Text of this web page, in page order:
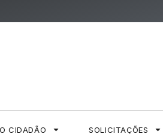
CIDADÃO SOLICITAÇÕES